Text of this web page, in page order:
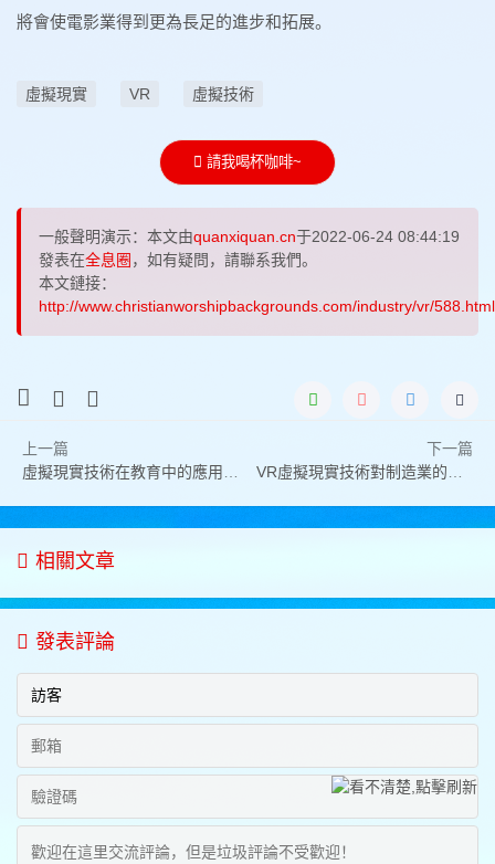
將會使電影業得到更為長足的進步和拓展。
虛擬現實 VR 虛擬技術
請我喝杯咖啡~
一般聲明演示：本文由quanxiquan.cn于2022-06-24 08:44:19
發表在全息圈 ，如有疑問，請聯系我們。
本文鏈接：
http://www.christianworshipbackgrounds.com/industry/vr/588.html
上一篇
虛擬現實技術在教育中的應用 VR教育的重要性與必要性
下一篇
VR虛擬現實技術對制造業的作用
相關文章
發表評論